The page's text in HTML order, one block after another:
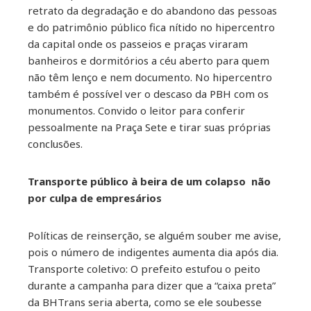
retrato da degradação e do abandono das pessoas
e do patrimônio público fica nítido no hipercentro
da capital onde os passeios e praças viraram
banheiros e dormitórios a céu aberto para quem
não têm lenço e nem documento. No hipercentro
também é possível ver o descaso da PBH com os
monumentos. Convido o leitor para conferir
pessoalmente na Praça Sete e tirar suas próprias
conclusões.
Transporte público à beira de um colapso não
por culpa de empresários
Políticas de reinserção, se alguém souber me avise,
pois o número de indigentes aumenta dia após dia.
Transporte coletivo: O prefeito estufou o peito
durante a campanha para dizer que a “caixa preta”
da BHTrans seria aberta, como se ele soubesse